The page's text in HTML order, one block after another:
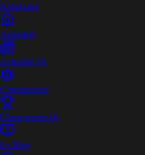
KingLand
Annuaire
Actualité IA
Comparateur
Classements IA
Le Mag